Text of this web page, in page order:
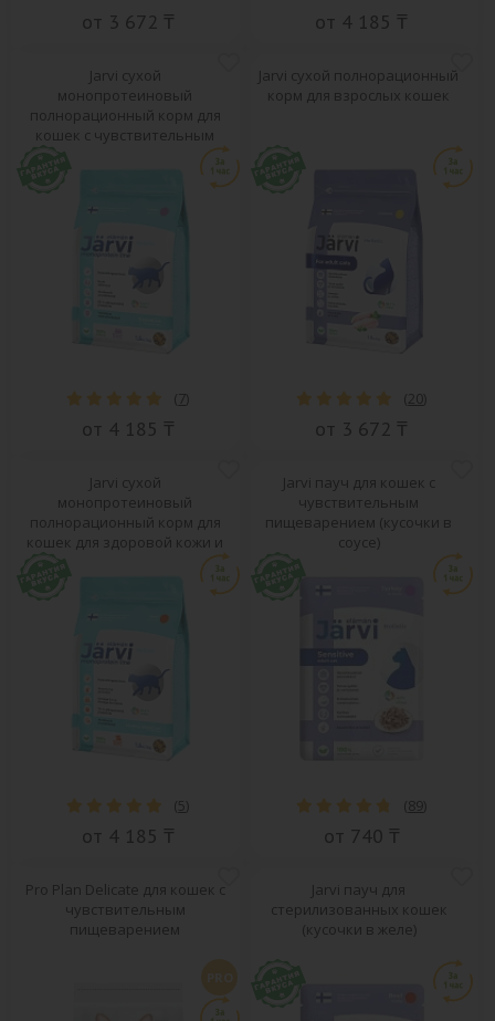
от 3 672 ₸ от 4 185 ₸
Jarvi сухой
монопротеиновый
полнорационный корм для
кошек с чувствительным
( 7)
от 4 185 ₸
Jarvi сухой полнорационный
корм для взрослых кошек
(20)
от 3 672 ₸
Jarvi сухой
монопротеиновый
полнорационный корм для
кошек для здоровой кожи и
(5)
от 4 185 ₸
Jarvi пауч для кошек с
чувствительным
пищеварением (кусочки в
соусе)
(89)
от 740 ₸
Pro Plan Delicate для кошек с
чувствительным
пищеварением
Jarvi пауч для
стерилизованных кошек
(кусочки в желе)